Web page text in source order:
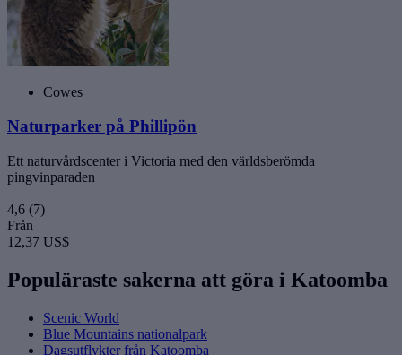
Cowes
Naturparker på Phillipön
Ett naturvårdscenter i Victoria med den världsberömda
pingvinparaden
4,6 (7)
Från
12,37 US$
Populäraste sakerna att göra i Katoomba
Scenic World
Blue Mountains nationalpark
Dagsutflykter från Katoomba